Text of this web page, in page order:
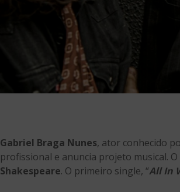
Gabriel Braga Nunes, ator conhecido
profissional e anuncia projeto musical.
Shakespeare. O primeiro single, “All In